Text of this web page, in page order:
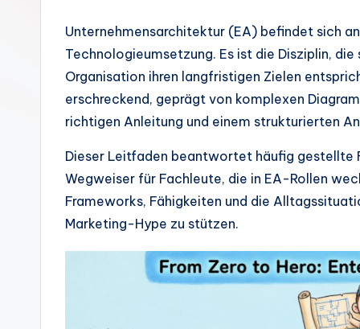
A
In
si
Unternehmensarchitektur (EA) befindet sich
Technologieumsetzung. Es ist die Disziplin,
Organisation ihren langfristigen Zielen
erschreckend, geprägt von komplexen
richtigen Anleitung und einem strukturierten
Dieser Leitfaden beantwortet häufig gestellte
Wegweiser für Fachleute, die in EA-Rollen
Frameworks, Fähigkeiten und die
Marketing-Hype zu stützen.